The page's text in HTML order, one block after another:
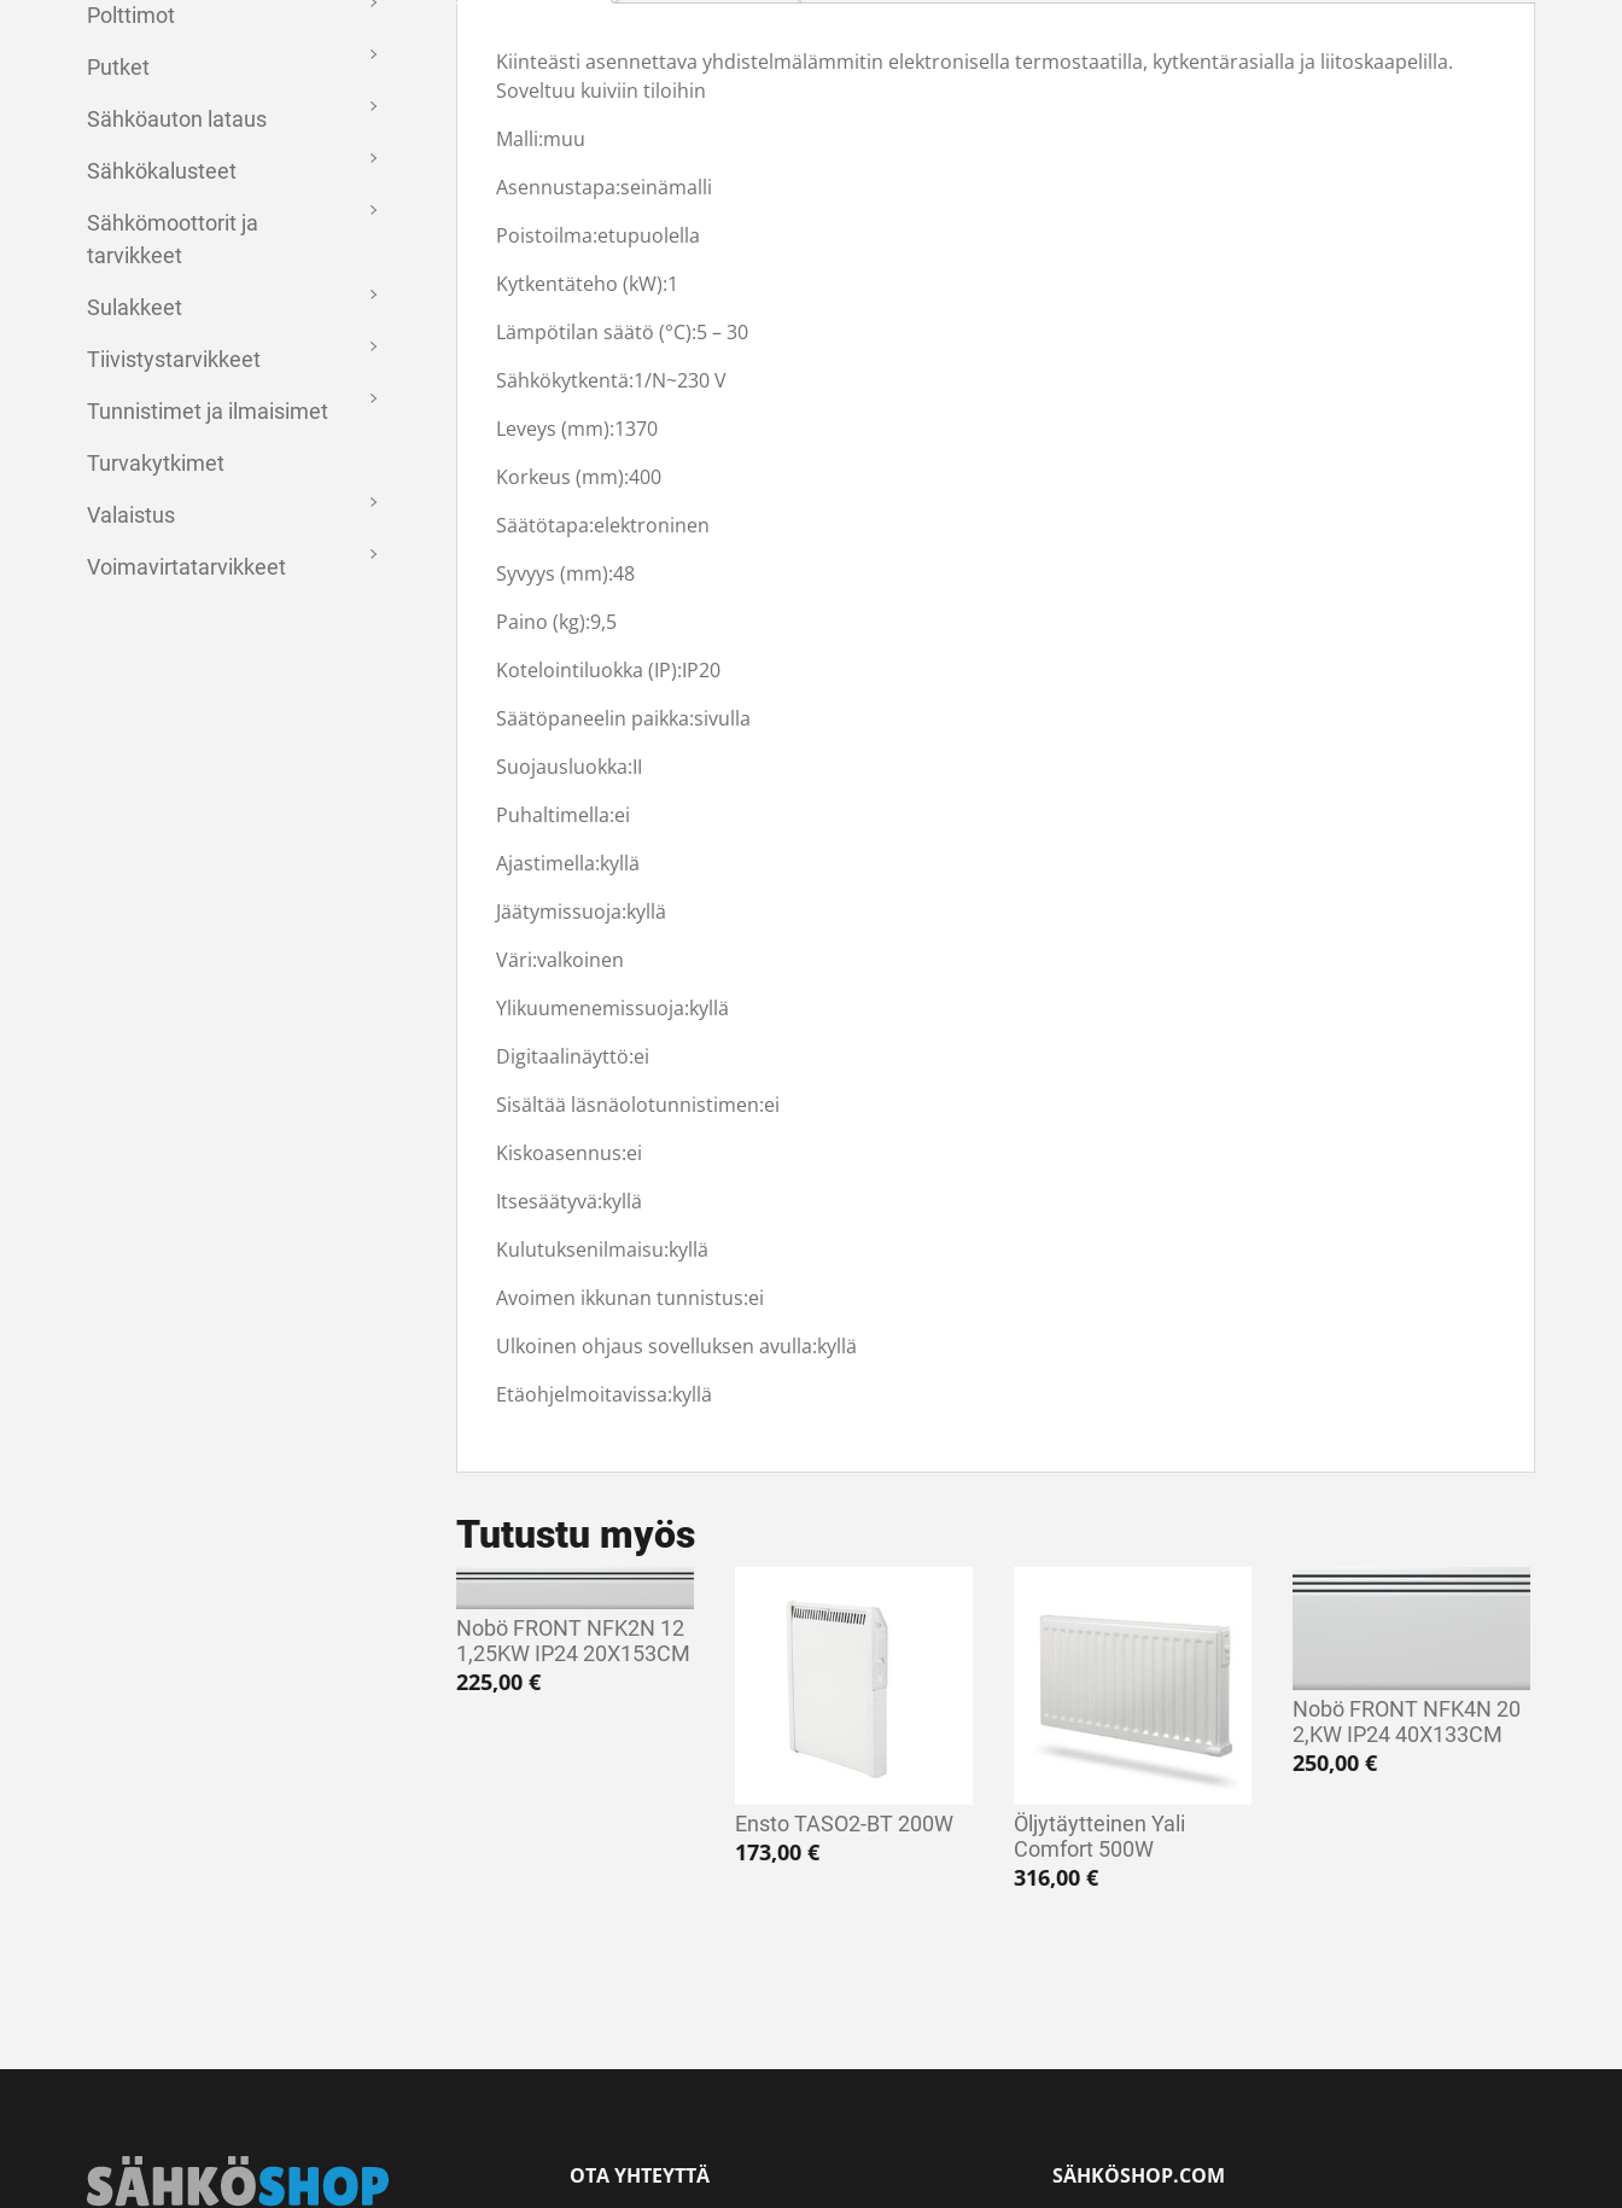
Polttimot
Putket
Sähköauton lataus
Sähkökalusteet
Sähkömoottorit ja
tarvikkeet
Sulakkeet
Tiivistystarvikkeet
Tunnistimet ja ilmaisimet
Turvakytkimet
Valaistus
Voimavirtatarvikkeet
Kiinteästi asennettava yhdistelmälämmitin elektronisella termostaatilla, kytkentärasialla ja liitoskaapelilla.
Soveltuu kuiviin tiloihin
Malli:muu
Asennustapa:seinämalli
Poistoilma:etupuolella
Kytkentäteho (kW):1
Lämpötilan säätö (°C):5 – 30
Sähkökytkentä:1/N~230 V
Leveys (mm):1370
Korkeus (mm):400
Säätötapa:elektroninen
Syvyys (mm):48
Paino (kg):9,5
Kotelointiluokka (IP):IP20
Säätöpaneelin paikka:sivulla
Suojausluokka:II
Puhaltimella:ei
Ajastimella:kyllä
Jäätymissuoja:kyllä
Väri:valkoinen
Ylikuumenemissuoja:kyllä
Digitaalinäyttö:ei
Sisältää läsnäolotunnistimen:ei
Kiskoasennus:ei
Itsesäätyvä:kyllä
Kulutuksenilmaisu:kyllä
Avoimen ikkunan tunnistus:ei
Ulkoinen ohjaus sovelluksen avulla:kyllä
Etäohjelmoitavissa:kyllä
Tutustu myös
Nobö FRONT NFK2N 12
1,25KW IP24 20X153CM
225,00 €
Ensto TASO2-BT 200W
173,00€
Öljytäytteinen Yali
Comfort 500W
316,00€
Nobö FRONT NFK4N 20
2,KW IP24 40X133CM
250,00€
OTA YHTEYTTÄ SÄHKÖSHOP.COM